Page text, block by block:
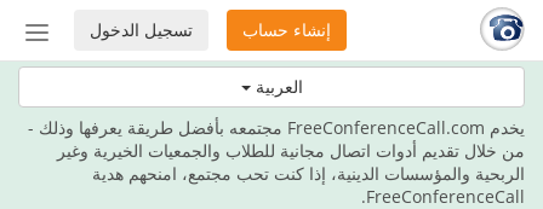
العربية
أو
تسجيل الدخول إنشاء حساب
هذه العطلة، امنح هدية الاتصالات.
يخدم FreeConferenceCall.com مجتمعه بأفضل طريقة يعرفها وذلك -
من خلال تقديم أدوات اتصال مجانية للطلاب والجمعيات الخيرية وغير
الربحية والمؤسسات الدينية، إذا كنت تحب مجتمع، امنحهم هدية
FreeConferenceCall.